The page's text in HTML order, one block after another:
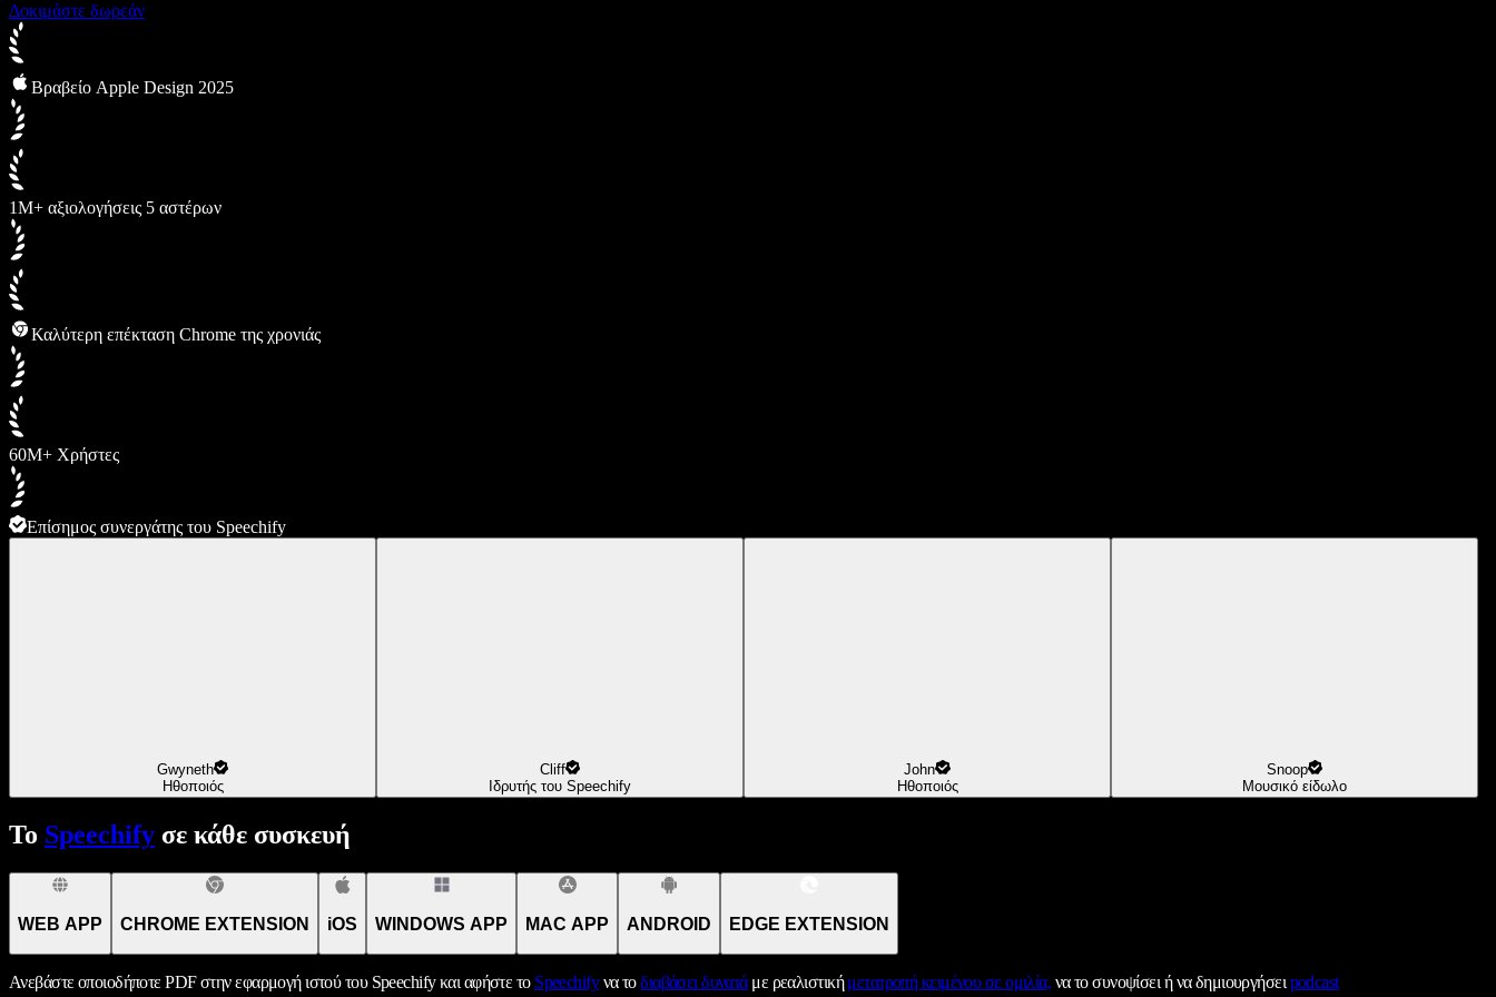
Δοκιμάστε δωρεάν
Βραβείο Apple Design 2025
1M+ αξιολογήσεις 5 αστέρων
Καλύτερη επέκταση Chrome της χρονιάς
60M+ Χρήστες
Επίσημος συνεργάτης του Speechify
Gwyneth
Ηθοποιός
Cliff
Ιδρυτής του Speechify
John
Ηθοποιός
Snoop
Μουσικό είδωλο
Το Speechify σε κάθε συσκευή
WEB APP CHROME EXTENSION iOS WINDOWS APP MAC APP ANDROID EDGE EXTENSION
Ανεβάστε οποιοδήποτε PDF στην εφαρμογή ιστού του Speechify και αφήστε το Speechifyνα τοδιαβάσει δυνατάμε ρεαλιστικήμετατροπή κειμένου σε ομιλία, να το συνοψίσει ή να δημιουργήσειpodcast